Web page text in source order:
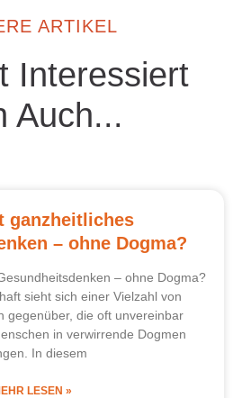
ARTIKEL
Interessiert
Auch...
ganzheitliches
– ohne Dogma?
– ohne Dogma?
sieht sich einer Vielzahl von
gegenüber, die oft unvereinbar
in verwirrende Dogmen
In diesem
LESEN »